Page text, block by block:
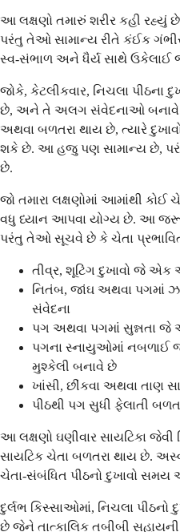
આ લક્ષણો તમારું શરીર કહી
પરંતુ તેઓ સામાન્ય રીતે કંઈક
સ્વ-સંભાળ અને ધૈર્ય સાથે ઉકેલાઈ
જોકે, કેટલીકવાર, નિચલા પીઠના
છે, અને તે અલગ સંવેદનાઓ બનાવે
અથવા બળતરા થાય છે, ત્યારે
શકે છે. આ હજુ પણ સામાન્ય છે,
છે.
જો તમારા લક્ષણોમાં આમાંથી કોઈ
વધુ ધ્યાન આપવા યોગ્ય છે. આ
પરંતુ તેઓ સૂચવે છે કે ચેતા
તીવ્ર, શૂટિંગ દુખાવો જે
નિતંબ, જાંઘ અથવા પગમાં
સંવેદના
પગ અથવા પગમાં સુન્નતા
પગના સ્નાયુઓમાં નબળાઈ
મુશ્કેલી બનાવે છે
ખાંસી, છીંકવા અથવા તાણ
પીઠથી પગ સુધી ફેલાતી
આ લક્ષણો ઘણીવાર સાયટિકા
સાયટિક ચેતા બળતરા થાય છે.
ચેતા-સંબંધિત પીઠનો દુખાવો
દુર્લભ કિસ્સાઓમાં, નિચલા
છે જેને તાત્કાલિક તબીબી